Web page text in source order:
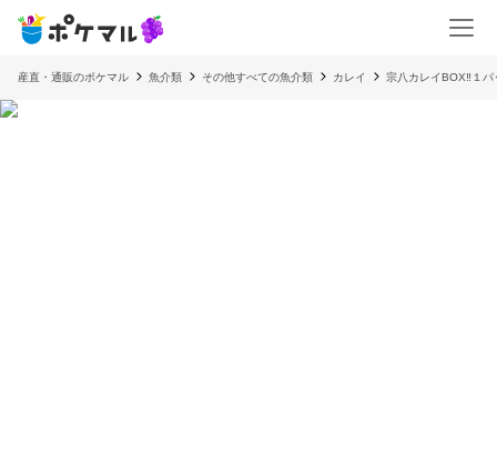
産直・通販のポケマル 魚介類 その他すべての魚介類 カレイ 宗八カレイBOX‼️１